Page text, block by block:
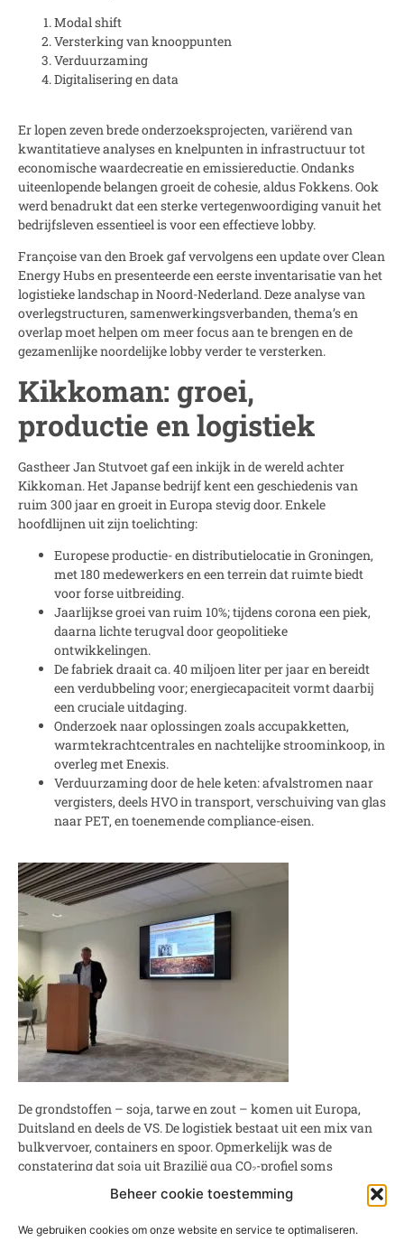
Beheer cookie toestemming
We gebruiken cookies om onze website en service te optimaliseren.
Modal shift
Versterking van knooppunten
Verduurzaming
Digitalisering en data
Er lopen zeven brede onderzoeksprojecten, variërend van
kwantitatieve analyses en knelpunten in infrastructuur tot
economische waardecreatie en emissiereductie. Ondanks
uiteenlopende belangen groeit de cohesie, aldus Fokkens. Ook
werd benadrukt dat een sterke vertegenwoordiging vanuit het
bedrijfsleven essentieel is voor een effectieve lobby.
Françoise van den Broek gaf vervolgens een update over Clean
Energy Hubs en presenteerde een eerste inventarisatie van het
logistieke landschap in Noord-Nederland. Deze analyse van
overlegstructuren, samenwerkingsverbanden, thema’s en
overlap moet helpen om meer focus aan te brengen en de
gezamenlijke noordelijke lobby verder te versterken.
Kikkoman: groei,
productie en logistiek
Gastheer Jan Stutvoet gaf een inkijk in de wereld achter
Kikkoman. Het Japanse bedrijf kent een geschiedenis van
ruim 300 jaar en groeit in Europa stevig door. Enkele
hoofdlijnen uit zijn toelichting:
Europese productie- en distributielocatie in Groningen,
met 180 medewerkers en een terrein dat ruimte biedt
voor forse uitbreiding.
Jaarlijkse groei van ruim 10%; tijdens corona een piek,
daarna lichte terugval door geopolitieke
ontwikkelingen.
De fabriek draait ca. 40 miljoen liter per jaar en bereidt
een verdubbeling voor; energiecapaciteit vormt daarbij
een cruciale uitdaging.
Onderzoek naar oplossingen zoals accupakketten,
warmtekrachtcentrales en nachtelijke stroominkoop, in
overleg met Enexis.
Verduurzaming door de hele keten: afvalstromen naar
vergisters, deels HVO in transport, verschuiving van glas
naar PET, en toenemende compliance-eisen.
De grondstoffen – soja, tarwe en zout – komen uit Europa,
Duitsland en deels de VS. De logistiek bestaat uit een mix van
bulkvervoer, containers en spoor. Opmerkelijk was de
constatering dat soja uit Brazilië qua CO₂-profiel soms
gunstiger uitvalt dan transport vanuit Zuid-Europa.